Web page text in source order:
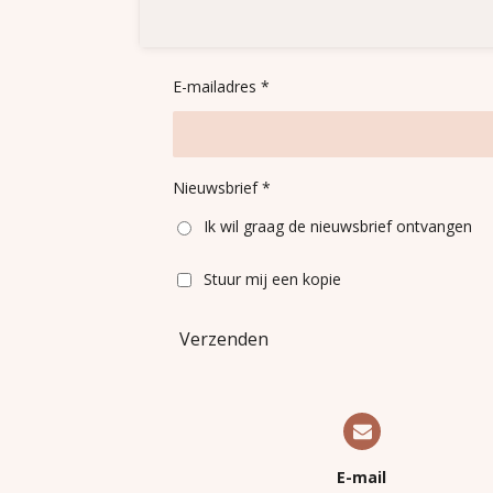
E-mailadres *
Nieuwsbrief *
Ik wil graag de nieuwsbrief ontvangen
Stuur mij een kopie
Verzenden
E-mail